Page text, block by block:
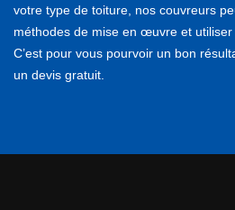
votre type de toiture, nos couvreurs
méthodes de mise en œuvre et utiliser
C’est pour vous pourvoir un bon
un devis gratuit.